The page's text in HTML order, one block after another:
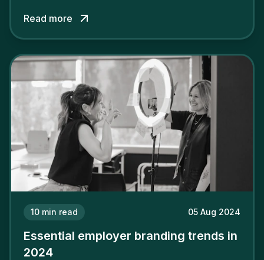
solid and positive employer brand are clear, you
cannot simply wave a magic wand for it to be
Read more
10 min read 05 Aug 2024
Essential employer branding trends in
2024